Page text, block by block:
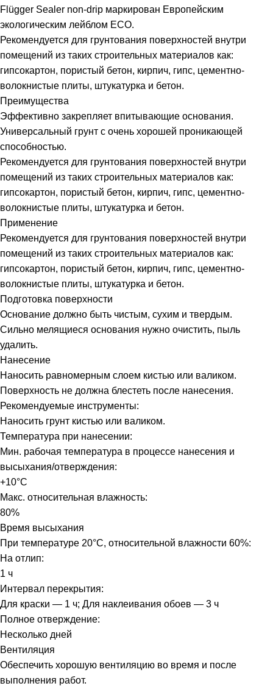
Flügger Sealer non-drip маркирован Европейским
экологическим лейблом ECO.
Рекомендуется для грунтования поверхностей внутри
помещений из таких строительных материалов как:
гипсокартон, пористый бетон, кирпич, гипс, цементно-
волокнистые плиты, штукатурка и бетон.
Преимущества
Эффективно закрепляет впитывающие основания.
Универсальный грунт с очень хорошей проникающей
способностью.
Рекомендуется для грунтования поверхностей внутри
помещений из таких строительных материалов как:
гипсокартон, пористый бетон, кирпич, гипс, цементно-
волокнистые плиты, штукатурка и бетон.
Применение
Рекомендуется для грунтования поверхностей внутри
помещений из таких строительных материалов как:
гипсокартон, пористый бетон, кирпич, гипс, цементно-
волокнистые плиты, штукатурка и бетон.
Подготовка поверхности
Основание должно быть чистым, сухим и твердым.
Сильно мелящиеся основания нужно очистить, пыль
удалить.
Нанесение
Наносить равномерным слоем кистью или валиком.
Поверхность не должна блестеть после нанесения.
Рекомендуемые инструменты:
Наносить грунт кистью или валиком.
Температура при нанесении:
Мин. рабочая температура в процессе нанесения и
высыхания/отверждения:
+10°C
Макс. относительная влажность:
80%
Время высыхания
При температуре 20°C, относительной влажности 60%:
На отлип:
1 ч
Интервал перекрытия:
Для краски — 1 ч; Для наклеивания обоев — 3 ч
Полное отверждение:
Несколько дней
Вентиляция
Обеспечить хорошую вентиляцию во время и после
выполнения работ.